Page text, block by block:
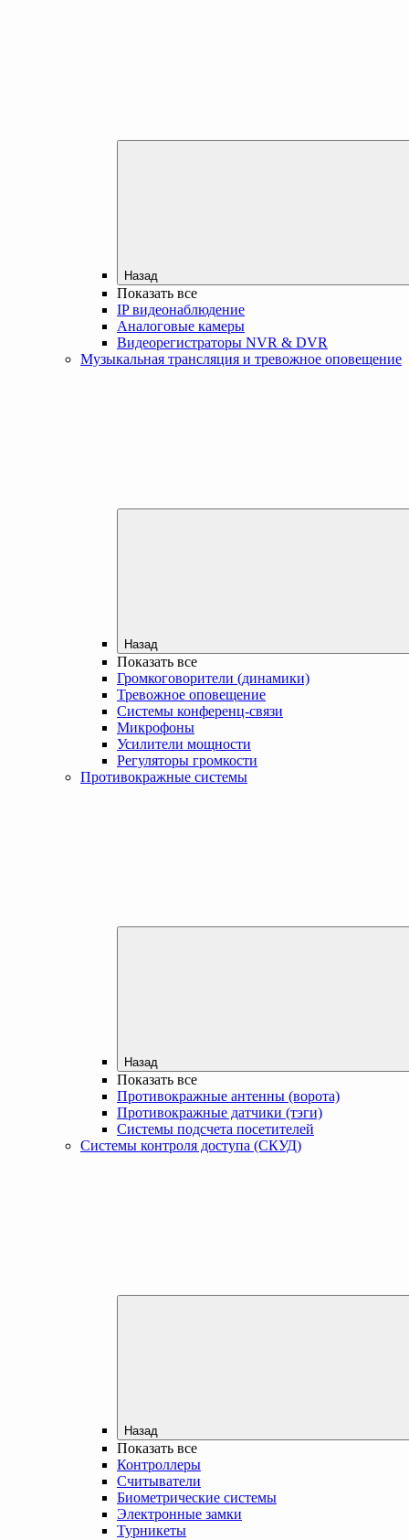
Назад
Показать все
IP видеонаблюдение
Аналоговые камеры
Видеорегистраторы NVR & DVR
Музыкальная трансляция и тревожное оповещение
Назад
Показать все
Громкоговорители (динамики)
Тревожное оповещение
Системы конференц-связи
Микрофоны
Усилители мощности
Регуляторы громкости
Противокражные системы
Назад
Показать все
Противокражные антенны (ворота)
Противокражные датчики (тэги)
Системы подсчета посетителей
Системы контроля доступа (СКУД)
Назад
Показать все
Контроллеры
Считыватели
Биометрические системы
Электронные замки
Турникеты